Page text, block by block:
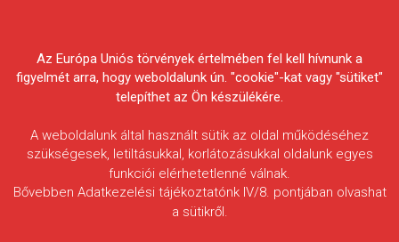
Egyesületek Szövetsége
Gyulai-lecsapoló-csatorna
Az Európa Uniós törvények értelmében fel kell hívnunk a
figyelmét arra, hogy weboldalunk ún. "cookie"-kat vagy "sütiket"
telepíthet az Ön készülékére.
A weboldalunk által használt sütik az oldal működéséhez
szükségesek, letiltásukkal, korlátozásukkal oldalunk egyes
funkciói elérhetetlenné válnak.
Bővebben Adatkezelési tájékoztatónk IV/8. pontjában olvashat
a sütikről.